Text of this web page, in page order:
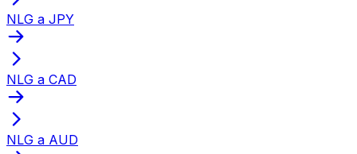
NLG a JPY
NLG a CAD
NLG a AUD